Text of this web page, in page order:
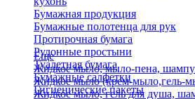
Бумажная продукция
Бумажные полотенца для рук
Протирочная бумага
Рулонные простыни
Туалетная бумага
Бумажные салфетки
Гигиенические пакеты
Еще
Жидкое мыло, мыло-пена,
Жидкое мыло (крем-мыло,гель-
Жидкое мыло, гель для душа,